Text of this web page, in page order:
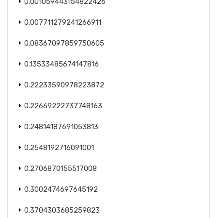
0.007711279241266911
0.08367097859750605
0.13533485674147816
0.22233590978223872
0.22669222737748163
0.24814187691053813
0.2548192716091001
0.2706870155517008
0.3002474697645192
0.3704303685259823